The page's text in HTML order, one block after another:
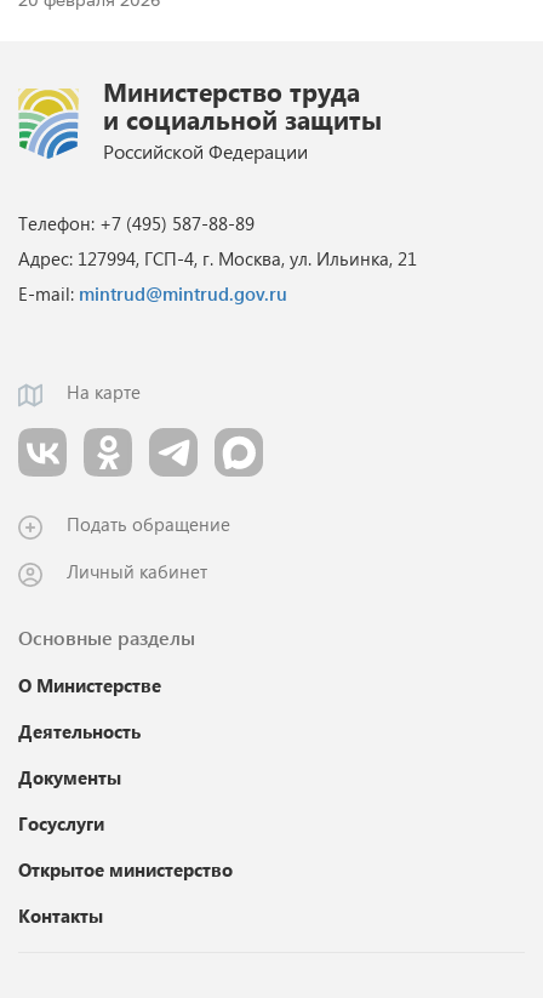
Министерство труда
и социальной защиты
Российской Федерации
Телефон: +7 (495) 587-88-89
Адрес: 127994, ГСП-4, г. Москва, ул. Ильинка, 21
E-mail: mintrud@mintrud.gov.ru
На карте
Подать обращение
Личный кабинет
Основные разделы
О Министерстве
Деятельность
Документы
Госуслуги
Открытое министерство
Контакты